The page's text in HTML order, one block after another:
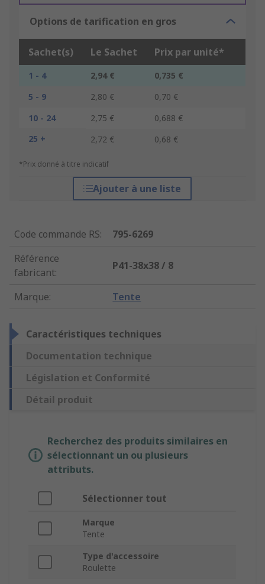
Options de tarification en gros
Sachet(s) Le Sachet Prix par unité*
1 - 4 2,94 €
0,735 €
5 - 9
2,80 €
0,70 €
10 - 24
2,75 €
0,688 €
25 +
2,72 € 0,68 €
*Prix donné à titre indicatif
Ajouter à une liste
Code commande RS:
795-6269
Référence
fabricant:
P41-38x38 / 8
Marque: Tente
Caractéristiques techniques
Documentation technique
Législation et Conformité
Détail produit
Recherchez des produits similaires en
sélectionnant un ou plusieurs
attributs.
Sélectionner tout
Marque
Tente
Type d'accessoire
Roulette